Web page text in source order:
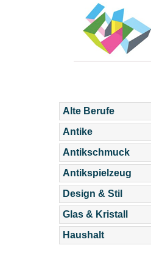
Alte Berufe
Antike
Antikschmuck
Antikspielzeug
Design & Stil
Glas & Kristall
Haushalt